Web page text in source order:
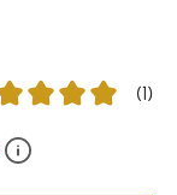
(1)